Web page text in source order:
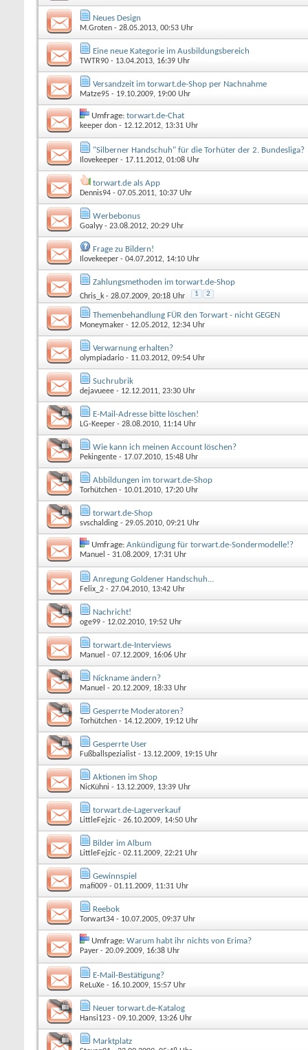
Neues Design
M.Groten - 28.05.2013, 00:53 Uhr
Eine neue Kategorie im Ausbildungsbereich
TWTR90 - 13.04.2013, 16:39 Uhr
Versandzeit im torwart.de-Shop per Nachnahme
Matze95 - 19.10.2009, 19:00 Uhr
Umfrage: torwart.de-Chat
keeper don - 12.12.2012, 13:31 Uhr
"Silberner Handschuh" für die Torhüter der 2. Bundesliga?
Ilovekeeper - 17.11.2012, 01:08 Uhr
torwart.de als App
Dennis94 - 07.05.2011, 10:37 Uhr
Werbebonus
Goalyy- 23.08.2012, 20:29 Uhr
Frage zu Bildern!
Ilovekeeper - 04.07.2012, 14:10 Uhr
Zahlungsmethoden im torwart.de-Shop
Chris_k - 28.07.2009, 20:18 Uhr 1 2
Themenbehandlung FÜR den Torwart - nicht GEGEN
Moneymaker - 12.05.2012, 12:34 Uhr
Verwarnung erhalten?
olympiadario - 11.03.2012, 09:54 Uhr
Suchrubrik
dejavueee - 12.12.2011, 23:30 Uhr
E-Mail-Adresse bitte löschen!
LG-Keeper - 28.08.2010, 11:14 Uhr
Wie kann ich meinen Account löschen?
Pekingente - 17.07.2010, 15:48 Uhr
Abbildungen im torwart.de-Shop
Torhütchen - 10.01.2010, 17:20 Uhr
torwart.de-Shop
svschalding - 29.05.2010, 09:21 Uhr
Umfrage: Ankündigung für torwart.de-Sondermodelle!?
Manuel - 31.08.2009, 17:31 Uhr
Anregung Goldener Handschuh...
Felix_2 - 27.04.2010, 13:42 Uhr
Nachricht!
oge99 - 12.02.2010, 19:52 Uhr
torwart.de-Interviews
Manuel - 07.12.2009, 16:06 Uhr
Nickname ändern?
Manuel - 20.12.2009, 18:33 Uhr
Gesperrte Moderatoren?
Torhütchen - 14.12.2009, 19:12 Uhr
Gesperrte User
Fußballspezialist - 13.12.2009, 19:15 Uhr
Aktionen im Shop
NicKühni - 13.12.2009, 13:39 Uhr
torwart.de-Lagerverkauf
LittleFejzic - 26.10.2009, 14:50 Uhr
Bilder im Album
LittleFejzic - 02.11.2009, 22:21 Uhr
Gewinnspiel
mafi009 - 01.11.2009, 11:31 Uhr
Reebok
Torwart34 - 10.07.2005, 09:37 Uhr
Umfrage: Warum habt ihr nichts von Erima?
Payer - 20.09.2009, 16:38 Uhr
E-Mail-Bestätigung?
ReLuXe - 16.10.2009, 15:57 Uhr
Neuer torwart.de-Katalog
Hansi123 - 09.10.2009, 13:26 Uhr
Marktplatz